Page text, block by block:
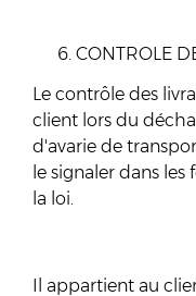
CONTROLE
Le contrôle des
client lors du
d'avarie de
le signaler dans
la loi.
Il appartient au